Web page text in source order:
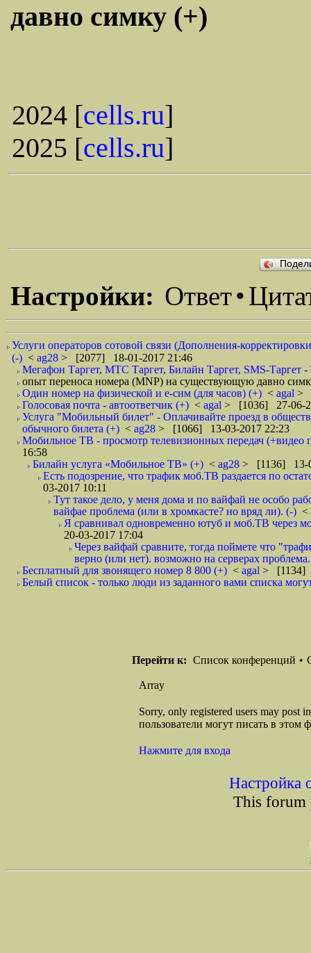
давно симку (+)
2024 [cells.ru]
2025 [cells.ru]
Настройки: Ответ•
Услуги операторов сотовой связи (Дополнения-
(-) < ag28 > [2077] 18-01-2017 21:46
Мегафон Таргет, МТС Таргет, Билайн Таргет, SMS-Таргет -
опыт переноса номера (MNP) на существующую давно
Один номер на физической и е-сим (для часов) (+) < agal >
Голосовая почта - автоответчик (+) < agal > [1036] 27-06-
Услуга "Мобильный билет" - Оплачивайте проезд в
обычного билета (+) < ag28 > [1066] 13-03-2017 22:23
Мобильное ТВ - просмотр телевизионных передач (+видео
16:58
Билайн услуга «Мобильное ТВ» (+) < ag28 > [1136] 13-
Есть подозрение, что трафик моб.ТВ раздается по
03-2017 10:11
Тут такое дело, у меня дома и по вайфай не особо
вайфае проблема (или в хромкасте? но вряд ли). (-) <
Я сравнивал одновременно ютуб и моб.ТВ через
20-03-2017 17:04
Через вайфай сравните, тогда поймете что
верно (или нет). возможно на серверах
Бесплатный для звонящего номер 8 800 (+) < agal > [1134]
Белый список - только люди из заданного вами списка
Перейти к: Список конференций •
Array
Sorry, only registered users may post
пользователи могут писать в этом
Нажмите для входа
Настройка
This